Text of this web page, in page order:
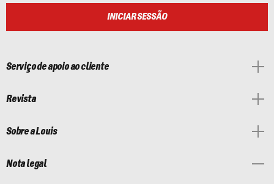
INICIAR SESSÃO
Serviço de apoio ao cliente
Revista
Sobre a Louis
Nota legal